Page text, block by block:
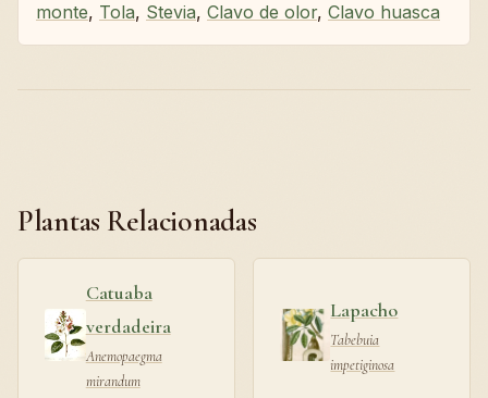
monte, Tola, Stevia, Clavo de olor, Clavo huasca
Plantas Relacionadas
Catuaba
verdadeira
Anemopaegma
mirandum
Lapacho
Tabebuia
impetiginosa